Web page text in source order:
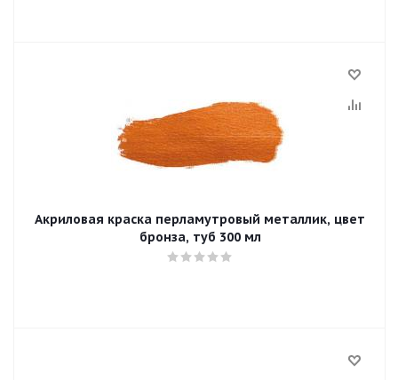
Акриловая краска перламутровый металлик, цвет
бронза, туб 300 мл